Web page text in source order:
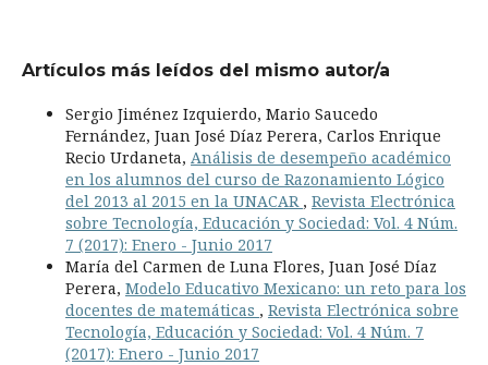
Artículos más leídos del mismo autor/a
Sergio Jiménez Izquierdo, Mario Saucedo
Fernández, Juan José Díaz Perera, Carlos Enrique
Recio Urdaneta, Análisis de desempeño académico
en los alumnos del curso de Razonamiento Lógico
del 2013 al 2015 en la UNACAR , Revista Electrónica
sobre Tecnología, Educación y Sociedad: Vol. 4 Núm.
7 (2017): Enero - Junio 2017
María del Carmen de Luna Flores, Juan José Díaz
Perera, Modelo Educativo Mexicano: un reto para los
docentes de matemáticas , Revista Electrónica sobre
Tecnología, Educación y Sociedad: Vol. 4 Núm. 7
(2017): Enero - Junio 2017